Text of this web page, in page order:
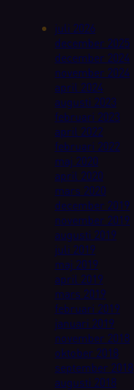
juli 2026
december 2025
december 2024
november 2024
april 2024
augusti 2023
februari 2023
april 2022
februari 2022
maj 2020
april 2020
mars 2020
december 2019
november 2019
augusti 2019
juli 2019
maj 2019
april 2019
mars 2019
februari 2019
januari 2019
november 2018
oktober 2018
september 2018
augusti 2018